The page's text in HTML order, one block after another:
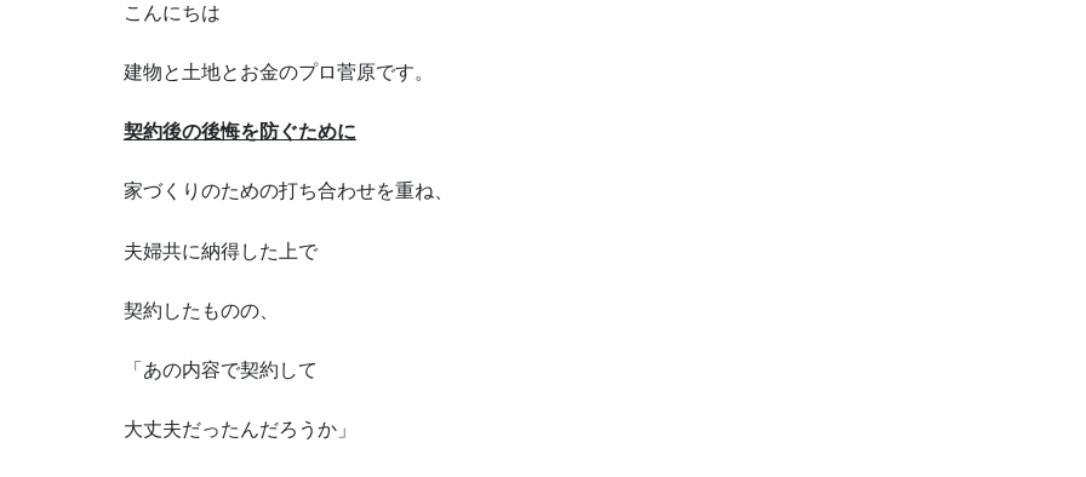
こんにちは
建物と土地とお金のプロ菅原です。
契約後の後悔を防ぐために
家づくりのための打ち合わせを重ね、
夫婦共に納得した上で
契約したものの、
「あの内容で契約して
大丈夫だったんだろうか」